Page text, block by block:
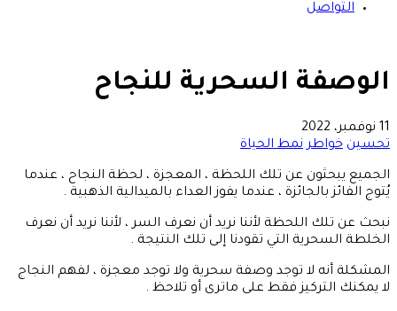
التواصل
الوصفة السحرية للنجاح
11 نوفمبر، 2022
تحسين خواطر نمط الحياة
الجميع يبحثون عن تلك اللحظة ، المعجزة ، لحظة النجاح ، عندما
يُتوج الفائز بالجائزة ، عندما يفوز العداء بالميدالية الذهبية .
نبحث عن تلك اللحظة لأننا نريد أن نعرف السر ، لأننا نريد أن نعرف
الخلطة السحرية التي تقودنا إلى تلك النتيجة .
المشكلة أنه لا توجد وصفة سحرية ولا توجد معجزة ، لفهم النجاج
لا يمكنك التركيز فقط على ماترى أو تلاحظ .